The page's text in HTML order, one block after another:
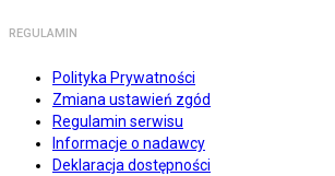
REGULAMIN
Polityka Prywatności
Zmiana ustawień zgód
Regulamin serwisu
Informacje o nadawcy
Deklaracja dostępności